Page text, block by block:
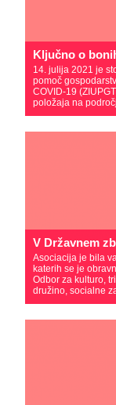
Ključno o
14. julija 2021 je
pomoč
COVID-19
položaja na
V Državnem
Asociacija je bila
katerih se je
Odbor za kulturo,
družino, socialne